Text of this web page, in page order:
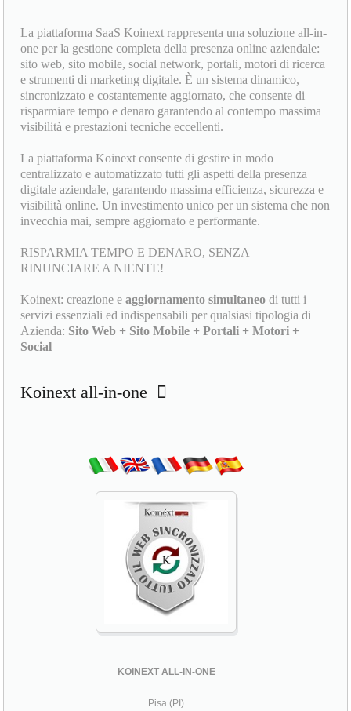
La piattaforma SaaS Koinext rappresenta una soluzione all-in-
one per la gestione completa della presenza online aziendale:
sito web, sito mobile, social network, portali, motori di ricerca
e strumenti di marketing digitale. È un sistema dinamico,
sincronizzato e costantemente aggiornato, che consente di
risparmiare tempo e denaro garantendo al contempo massima
visibilità e prestazioni tecniche eccellenti.
La piattaforma Koinext consente di gestire in modo
centralizzato e automatizzato tutti gli aspetti della presenza
digitale aziendale, garantendo massima efficienza, sicurezza e
visibilità online. Un investimento unico per un sistema che non
invecchia mai, sempre aggiornato e performante.
RISPARMIA TEMPO E DENARO, SENZA
RINUNCIARE A NIENTE!
Koinext: creazione eaggiornamento simultaneo di tutti i
servizi essenziali ed indispensabili per qualsiasi tipologia di
Azienda: Sito Web + Sito Mobile + Portali + Motori +
Social
Koinext all-in-one
KOINEXT ALL-IN-ONE
Pisa (PI)